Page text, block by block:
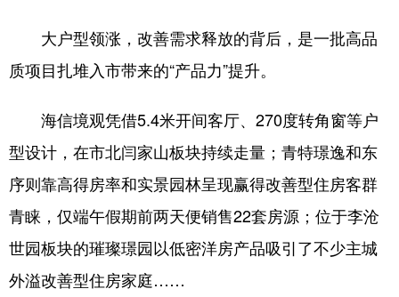
大户型领涨，改善需求释放的背后，是一批高品
质项目扎堆入市带来的“产品力”提升。
海信境观凭借5.4米开间客厅、270度转角窗等户
型设计，在市北闫家山板块持续走量；青特璟逸和东
序则靠高得房率和实景园林呈现赢得改善型住房客群
青睐，仅端午假期前两天便销售22套房源；位于李沧
世园板块的璀璨璟园以低密洋房产品吸引了不少主城
外溢改善型住房家庭……